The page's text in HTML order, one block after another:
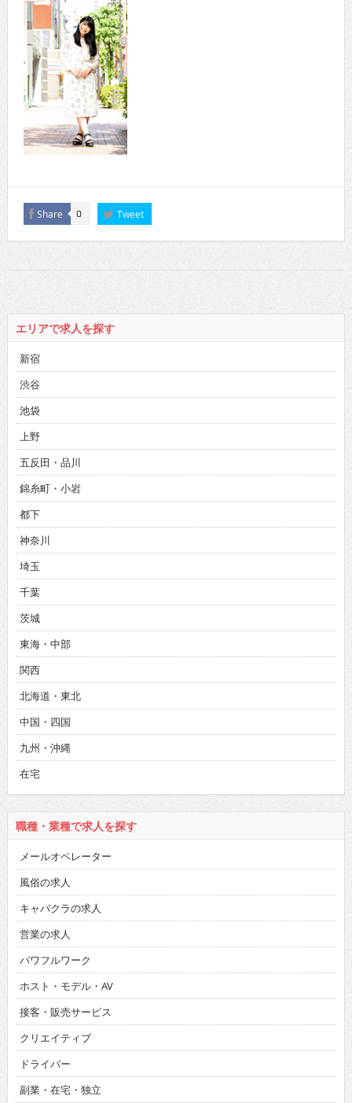
Share 0 Tweet
エリアで求人を探す
新宿
渋谷
池袋
上野
五反田・品川
錦糸町・小岩
都下
神奈川
埼玉
千葉
茨城
東海・中部
関西
北海道・東北
中国・四国
九州・沖縄
在宅
職種・業種で求人を探す
メールオペレーター
風俗の求人
キャバクラの求人
営業の求人
パワフルワーク
ホスト・モデル・AV
接客・販売サービス
クリエイティブ
ドライバー
副業・在宅・独立